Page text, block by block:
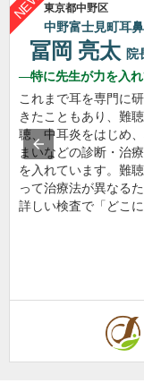
東京都中野区
中野富士見町耳
冨岡 亮太 院
特に先生が力を入れ
これまで耳を専門に
きたこともあり、難
聴、中耳炎をはじめ
まいなどの診断・治
を入れています。難
って治療法が異なる
詳しい検査で「どこ